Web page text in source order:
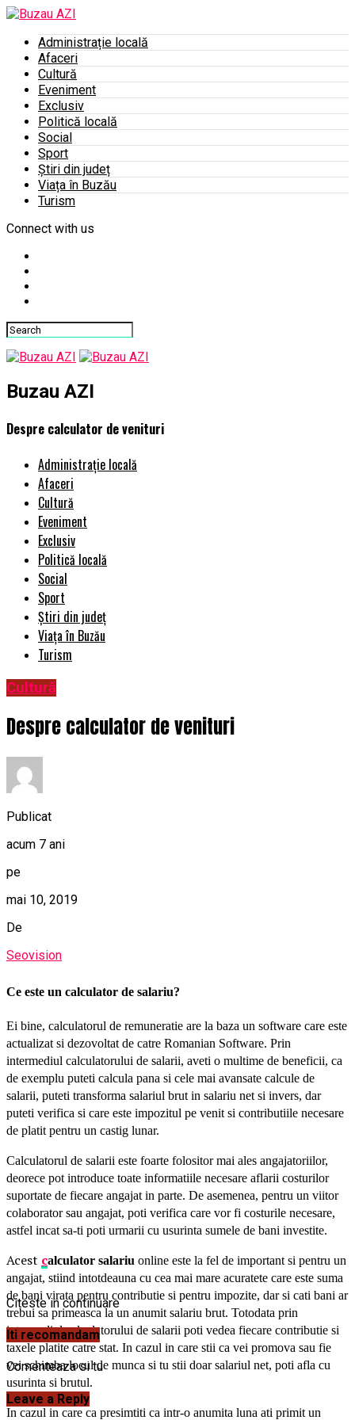
Administrație locală
Afaceri
Cultură
Eveniment
Exclusiv
Politică locală
Social
Sport
Știri din județ
Viața în Buzău
Turism
Connect with us
Buzau AZI
Despre calculator de venituri
Administrație locală
Afaceri
Cultură
Eveniment
Exclusiv
Politică locală
Social
Sport
Știri din județ
Viața în Buzău
Turism
Cultură
Despre calculator de venituri
Publicat
acum 7 ani
pe
mai 10, 2019
De
Seovision
Ce este un calculator de salariu?
Ei bine, calculatorul de remuneratie are la baza un software care este
actualizat si dezovoltat de catre Romanian Software. Prin
intermediul calculatorului de salarii, aveti o multime de beneficii, ca
de exemplu puteti calcula pana si cele mai avansate calcule de
salarii, puteti transforma salariul brut in salariu net si invers, dar
puteti verifica si care este impozitul pe venit si contributiile necesare
de platit pentru un castig lunar.
Calculatorul de salarii este foarte folositor mai ales angajatoriilor,
deorece pot introduce toate informatiile necesare aflarii costurilor
suportate de fiecare angajat in parte. De asemenea, pentru un viitor
colaborator sau angajat, poti verifica care vor fi costurile necesare,
astfel incat sa-ti poti urmarii cu usurinta sumele de bani investite.
Acest calculator salariu online este la fel de important si pentru un
angajat, stiind intotdeauna cu cea mai mare acuratete care este suma
de bani virata pentru contributie si pentru impozite, dar si cati bani ar
trebui sa primeasca la un anumit salariu brut. Totodata prin
intermediul calculatorului de salarii poti vedea fiecare contributie si
taxele platite catre stat. In cazul in care stii ca vei promova sau fie
vei schimba locul de munca si tu stii doar salariul net, poti afla cu
usurinta si brutul.
In cazul in care ca presimtiti ca intr-o anumita luna ati primit un
Citeste in continuare
Iti recomandam
Comenteaza si tu
Leave a Reply